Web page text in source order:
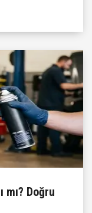
Doğru